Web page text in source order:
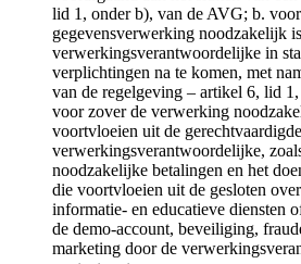
lid 1, onder b), van de AVG; b.
gegevensverwerking noodzakelijk
verwerkingsverantwoordelijke in
verplichtingen na te komen, met
van de regelgeving – artikel 6, lid
voor zover de verwerking
voortvloeien uit de
verwerkingsverantwoordelijke,
noodzakelijke betalingen en het
die voortvloeien uit de gesloten
informatie- en educatieve diensten
de demo-account, beveiliging,
marketing door de